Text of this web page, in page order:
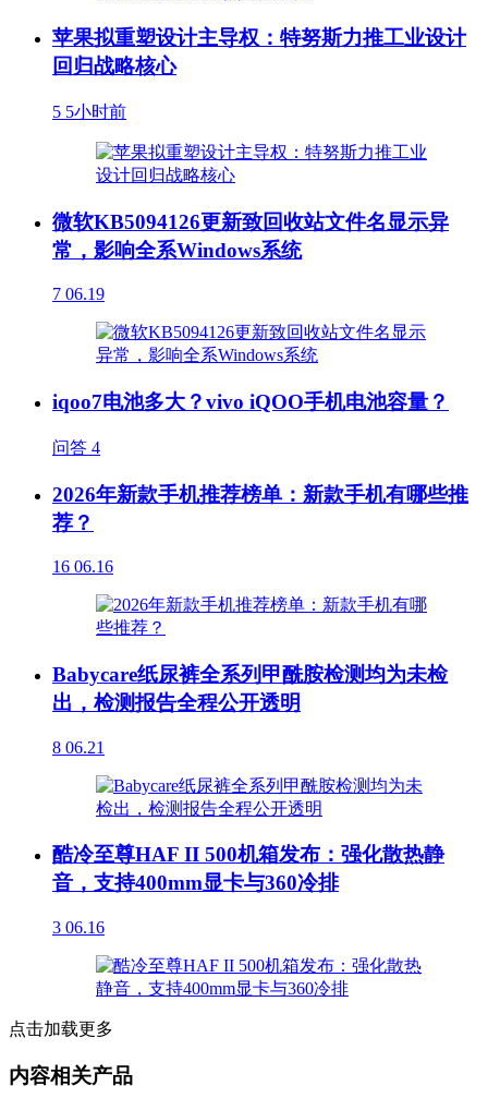
苹果拟重塑设计主导权：特努斯力推工业设计
回归战略核心
5 5小时前
微软KB5094126更新致回收站文件名显示异
常，影响全系Windows系统
7 06.19
iqoo7电池多大？vivo iQOO手机电池容量？
问答 4
2026年新款手机推荐榜单：新款手机有哪些推
荐？
16 06.16
Babycare纸尿裤全系列甲酰胺检测均为未检
出，检测报告全程公开透明
8 06.21
酷冷至尊HAF II 500机箱发布：强化散热静
音，支持400mm显卡与360冷排
3 06.16
点击加载更多
内容相关产品